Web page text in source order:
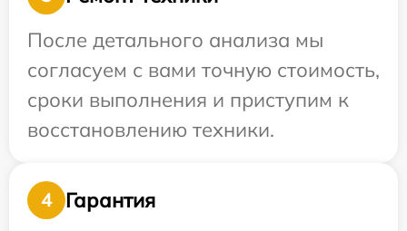
После детального анализа мы
согласуем с вами точную стоимость,
сроки выполнения и приступим к
восстановлению техники.
4
Гарантия